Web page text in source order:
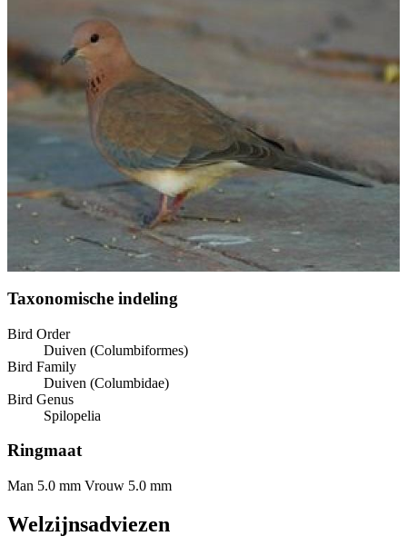
Taxonomische indeling
Bird Order
Duiven (Columbiformes)
Bird Family
Duiven (Columbidae)
Bird Genus
Spilopelia
Ringmaat
Man 5.0 mm Vrouw 5.0 mm
Welzijnsadviezen